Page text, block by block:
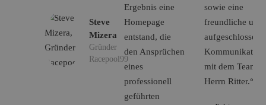
Steve
Mizera
Gründer
Racepool99
Ergebnis eine
Homepage
entstand, die
den Ansprüchen
eines
professionell
geführten
sowie eine
freundliche und
aufgeschlossene
Kommunikation
mit dem Team
Herrn Ritter.“